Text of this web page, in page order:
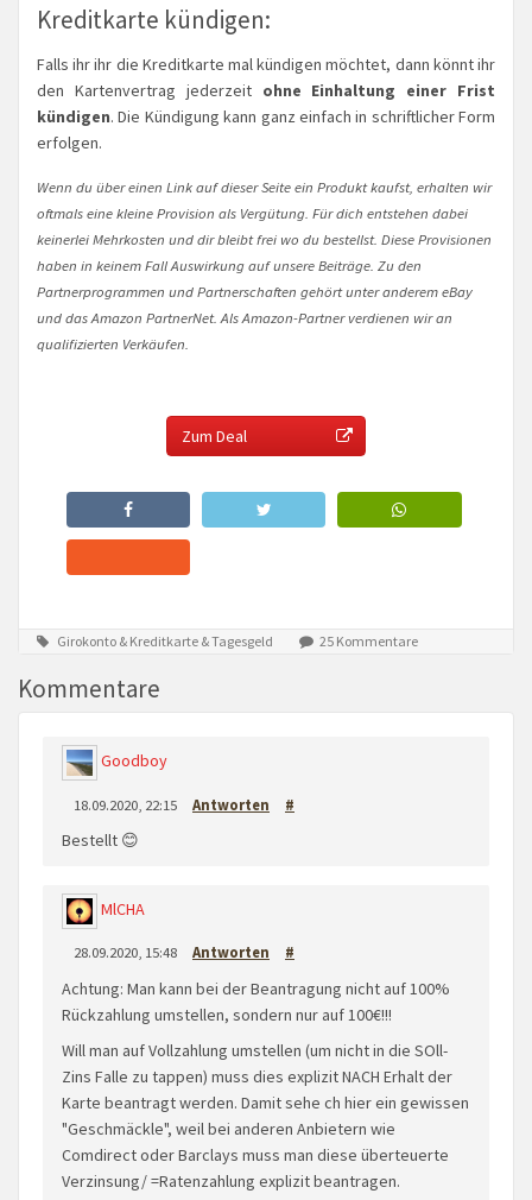
Kreditkarte kündigen:
Falls ihr ihr die Kreditkarte mal kündigen möchtet, dann könnt ihr
den Kartenvertrag jederzeit ohne Einhaltung einer Frist
kündigen. Die Kündigung kann ganz einfach in schriftlicher Form
erfolgen.
Wenn du über einen Link auf dieser Seite ein Produkt kaufst, erhalten wir
oftmals eine kleine Provision als Vergütung. Für dich entstehen dabei
keinerlei Mehrkosten und dir bleibt frei wo du bestellst. Diese Provisionen
haben in keinem Fall Auswirkung auf unsere Beiträge. Zu den
Partnerprogrammen und Partnerschaften gehört unter anderem eBay
und das Amazon PartnerNet. Als Amazon-Partner verdienen wir an
qualifizierten Verkäufen.
Zum Deal
Girokonto & Kreditkarte & Tagesgeld 25 Kommentare
Kommentare
Goodboy
18.09.2020, 22:15 Antworten #
Bestellt 😊
MlCHA
28.09.2020, 15:48 Antworten #
Achtung: Man kann bei der Beantragung nicht auf 100%
Rückzahlung umstellen, sondern nur auf 100€!!!
Will man auf Vollzahlung umstellen (um nicht in die SOll-
Zins Falle zu tappen) muss dies explizit NACH Erhalt der
Karte beantragt werden. Damit sehe ch hier ein gewissen
"Geschmäckle", weil bei anderen Anbietern wie
Comdirect oder Barclays muss man diese überteuerte
Verzinsung/ =Ratenzahlung explizit beantragen.